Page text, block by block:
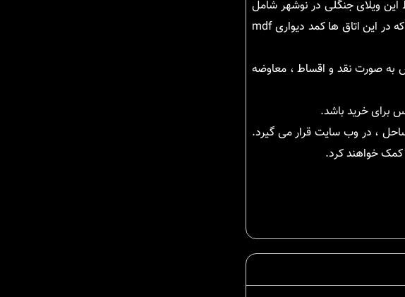
ویلای جنگلی در نوشهر شامل
سرویس بهداشتی و دوش با متریال عالی می شود. دیگر قسمت های این ویلا را اتاق های خواب و مستر تشکیل می دهد که در این اتاق ها کمد دیواری mdf
تریپلکس به صورت نقد و اقساط ، معاوضه
برای خرید باشد.
، در وب سایت قرار می گیرد.
کمک خواهند کرد.